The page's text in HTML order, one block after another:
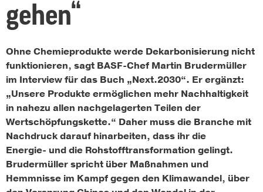
gehen“
Ohne Chemieprodukte werde Dekarbonisierung nicht
funktionieren, sagt BASF-Chef Martin Brudermüller
im Interview für das Buch „Next.2030“. Er ergänzt:
„Unsere Produkte ermöglichen mehr Nachhaltigkeit
in nahezu allen nachgelagerten Teilen der
Wertschöpfungskette.“ Daher muss die Branche mit
Nachdruck darauf hinarbeiten, dass ihr die
Energie- und die Rohstofftransformation gelingt.
Brudermüller spricht über Maßnahmen und
Hemmnisse im Kampf gegen den Klimawandel, über